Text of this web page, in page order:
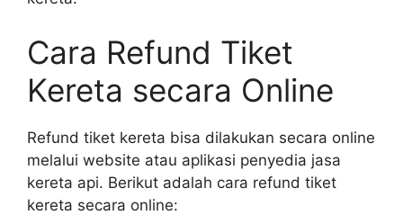
Cara Refund Tiket
Kereta secara Online
Refund tiket kereta bisa dilakukan secara online
melalui website atau aplikasi penyedia jasa
kereta api. Berikut adalah cara refund tiket
kereta secara online: